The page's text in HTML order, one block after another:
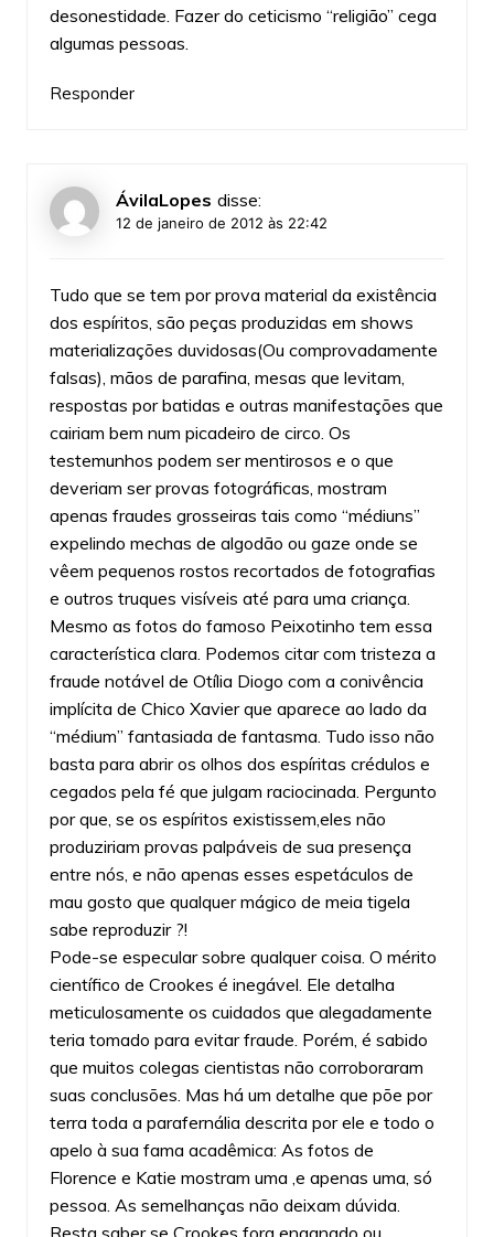
desonestidade. Fazer do ceticismo “religião” cega
algumas pessoas.
Responder
ÁvilaLopes disse:
12 de janeiro de 2012 às 22:42
Tudo que se tem por prova material da existência
dos espíritos, são peças produzidas em shows
materializações duvidosas(Ou comprovadamente
falsas), mãos de parafina, mesas que levitam,
respostas por batidas e outras manifestações que
cairiam bem num picadeiro de circo. Os
testemunhos podem ser mentirosos e o que
deveriam ser provas fotográficas, mostram
apenas fraudes grosseiras tais como “médiuns”
expelindo mechas de algodão ou gaze onde se
vêem pequenos rostos recortados de fotografias
e outros truques visíveis até para uma criança.
Mesmo as fotos do famoso Peixotinho tem essa
característica clara. Podemos citar com tristeza a
fraude notável de Otília Diogo com a conivência
implícita de Chico Xavier que aparece ao lado da
“médium” fantasiada de fantasma. Tudo isso não
basta para abrir os olhos dos espíritas crédulos e
cegados pela fé que julgam raciocinada. Pergunto
por que, se os espíritos existissem,eles não
produziriam provas palpáveis de sua presença
entre nós, e não apenas esses espetáculos de
mau gosto que qualquer mágico de meia tigela
sabe reproduzir ?!
Pode-se especular sobre qualquer coisa. O mérito
científico de Crookes é inegável. Ele detalha
meticulosamente os cuidados que alegadamente
teria tomado para evitar fraude. Porém, é sabido
que muitos colegas cientistas não corroboraram
suas conclusões. Mas há um detalhe que põe por
terra toda a parafernália descrita por ele e todo o
apelo à sua fama acadêmica: As fotos de
Florence e Katie mostram uma ,e apenas uma, só
pessoa. As semelhanças não deixam dúvida.
Resta saber se Crookes fora enganado ou